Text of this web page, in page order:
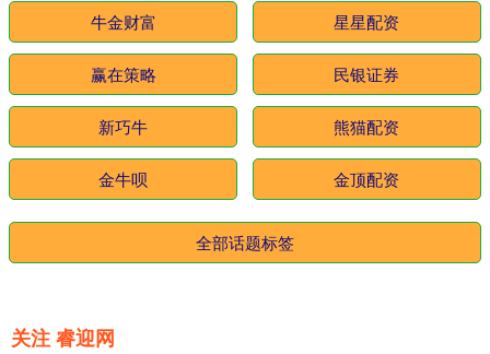
牛金财富 星星配资
赢在策略 民银证券
新巧牛 熊猫配资
金牛呗 金顶配资
全部话题标签
关注 睿迎网